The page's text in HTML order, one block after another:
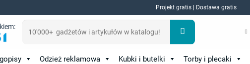
Projekt gratis | Dostawa gratis
Odzież reklamowa Kubki i butelki Torby i plecaki